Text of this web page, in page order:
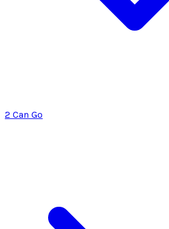
2 Can Go